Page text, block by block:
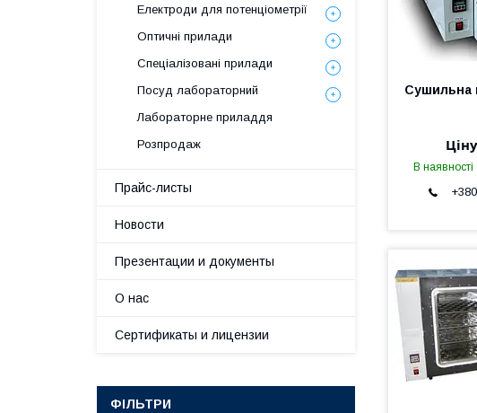
Сушильна
В наявності
Електроди для потенціометрії
Оптичні прилади
Спеціалізовані прилади
Посуд лабораторний
Лабораторне приладдя
Розпродаж
Прайс-листы
Новости
Презентации и документы
О нас
Сертификаты и лицензии
ФІЛЬТРИ